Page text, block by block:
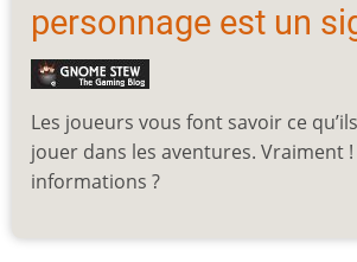
personnage est un
Les joueurs vous font savoir ce
jouer dans les aventures. Vraiment
informations ?